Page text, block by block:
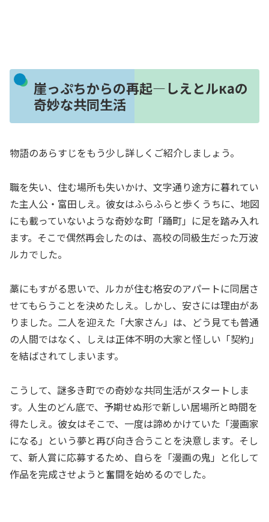
崖っぷちからの再起―しえとルкаの
奇妙な共同生活
物語のあらすじをもう少し詳しくご紹介しましょう。
職を失い、住む場所も失いかけ、文字通り途方に暮れてい
た主人公・富田しえ。彼女はふらふらと歩くうちに、地図
にも載っていないような奇妙な町「踊町」に足を踏み入れ
ます。そこで偶然再会したのは、高校の同級生だった万波
ルカでした。
藁にもすがる思いで、ルカが住む格安のアパートに同居さ
せてもらうことを決めたしえ。しかし、安さには理由があ
りました。二人を迎えた「大家さん」は、どう見ても普通
の人間ではなく、しえは正体不明の大家と怪しい「契約」
を結ばされてしまいます。
こうして、謎多き町での奇妙な共同生活がスタートしま
す。人生のどん底で、予期せぬ形で新しい居場所と時間を
得たしえ。彼女はそこで、一度は諦めかけていた「漫画家
になる」という夢と再び向き合うことを決意します。そし
て、新人賞に応募するため、自らを「漫画の鬼」と化して
作品を完成させようと奮闘を始めるのでした。